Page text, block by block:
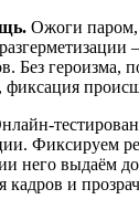
Ожоги паром,
Без героизма,
Фиксируем
него выдаём
кадров и